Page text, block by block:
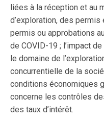
liées à la réception et au
d’exploration, des
permis ou approbations
de COVID-19 ; l’impact
le domaine de
concurrentielle de la
conditions économiques
concerne les contrôles
des taux d’intérêt.